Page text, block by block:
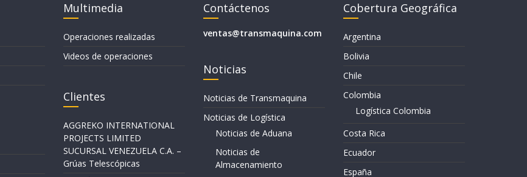
Multimedia
Operaciones realizadas
Videos de operaciones
Clientes
AGGREKO INTERNATIONAL
PROJECTS LIMITED
SUCURSAL VENEZUELA C.A. –
Grúas Telescópicas
Contáctenos
ventas@transmaquina.com
Noticias
Noticias de Transmaquina
Noticias de Logística
Noticias de Aduana
Noticias de
Almacenamiento
Cobertura Geográfica
Argentina
Bolivia
Chile
Colombia
Logística Colombia
Costa Rica
Ecuador
España